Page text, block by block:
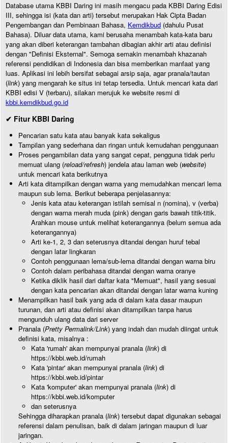
Database utama KBBI Daring ini masih mengacu pada KBBI Daring Edisi
III, sehingga isi (kata dan arti) tersebut merupakan Hak Cipta Badan
Pengembangan dan Pembinaan Bahasa, Kemdikbud (dahulu Pusat
Bahasa). Diluar data utama, kami berusaha menambah kata-kata baru
yang akan diberi keterangan tambahan dibagian akhir arti atau definisi
dengan "Definisi Eksternal". Semoga semakin menambah khazanah
referensi pendidikan di Indonesia dan bisa memberikan manfaat yang
luas. Aplikasi ini lebih bersifat sebagai arsip saja, agar pranala/tautan
(link) yang mengarah ke situs ini tetap tersedia. Untuk mencari kata dari
KBBI edisi V (terbaru), silakan merujuk ke website resmi di
kbbi.kemdikbud.go.id
✔ Fitur KBBI Daring
Pencarian satu kata atau banyak kata sekaligus
Tampilan yang sederhana dan ringan untuk kemudahan penggunaan
Proses pengambilan data yang sangat cepat, pengguna tidak perlu
memuat ulang (reload/refresh) jendela atau laman web (website)
untuk mencari kata berikutnya
Arti kata ditampilkan dengan warna yang memudahkan mencari lema
maupun sub lema. Berikut beberapa penjelasannya:
Jenis kata atau keterangan istilah semisal n (nomina), v (verba)
dengan warna merah muda (pink) dengan garis bawah titik-titik.
Arahkan mouse untuk melihat keterangannya (belum semua ada
keterangannya)
Arti ke-1, 2, 3 dan seterusnya ditandai dengan huruf tebal
dengan latar lingkaran
Contoh penggunaan lema/sub-lema ditandai dengan warna biru
Contoh dalam peribahasa ditandai dengan warna oranye
Ketika diklik hasil dari daftar kata "Memuat", hasil yang sesuai
dengan kata pencarian akan ditandai dengan latar warna kuning
Menampilkan hasil baik yang ada di dalam kata dasar maupun
turunan, dan arti atau definisi akan ditampilkan tanpa harus
mengunduh ulang data dari server
Pranala (Pretty Permalink/Link) yang indah dan mudah diingat untuk
definisi kata, misalnya :
Kata 'rumah' akan mempunyai pranala (link) di
https://kbbi.web.id/rumah
Kata 'pintar' akan mempunyai pranala (link) di
https://kbbi.web.id/pintar
Kata 'komputer' akan mempunyai pranala (link) di
https://kbbi.web.id/komputer
dan seterusnya
Sehingga diharapkan pranala (link) tersebut dapat digunakan sebagai
referensi dalam penulisan, baik di dalam jaringan maupun di luar
jaringan.